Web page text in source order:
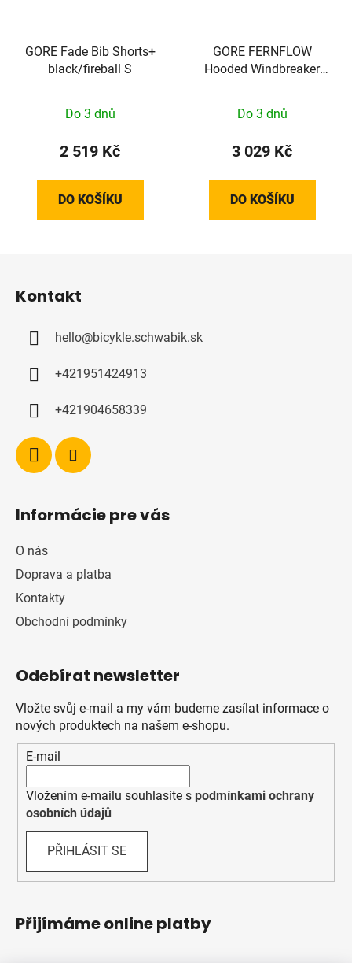
GORE Fade Bib Shorts+
black/fireball S
Do 3 dnů
2 519 Kč
DO KOŠÍKU
GORE FERNFLOW
Hooded Windbreaker
Do 3 dnů
3 029 Kč
DO KOŠÍKU
Kontakt
hello@bicykle.schwabik.sk
+421951424913
+421904658339
Informácie pre vás
O nás
Doprava a platba
Kontakty
Obchodní podmínky
Odebírat newsletter
Vložte svůj e-mail a my vám budeme zasílat informace o
nových produktech na našem e-shopu.
E-mail
Vložením e-mailu souhlasíte s podmínkami ochrany
osobních údajů
PŘIHLÁSIT SE
Přijímáme online platby